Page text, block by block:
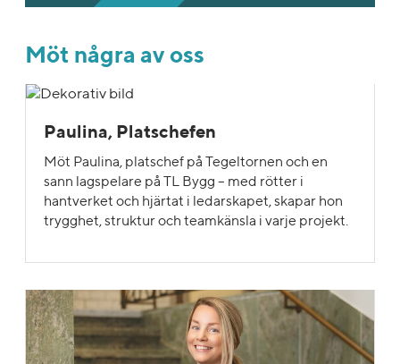
Möt några av oss
Paulina, Platschefen
Möt Paulina, platschef på Tegeltornen och en
sann lagspelare på TL Bygg – med rötter i
hantverket och hjärtat i ledarskapet, skapar hon
trygghet, struktur och teamkänsla i varje projekt.